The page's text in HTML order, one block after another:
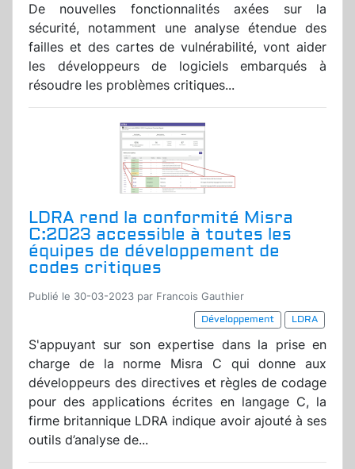
De nouvelles fonctionnalités axées sur la
sécurité, notamment une analyse étendue des
failles et des cartes de vulnérabilité, vont aider
les développeurs de logiciels embarqués à
résoudre les problèmes critiques...
LDRA rend la conformité Misra
C:2023 accessible à toutes les
équipes de développement de
codes critiques
Publié le 30-03-2023 par Francois Gauthier
Développement
LDRA
S'appuyant sur son expertise dans la prise en
charge de la norme Misra C qui donne aux
développeurs des directives et règles de codage
pour des applications écrites en langage C, la
firme britannique LDRA indique avoir ajouté à ses
outils d’analyse de...